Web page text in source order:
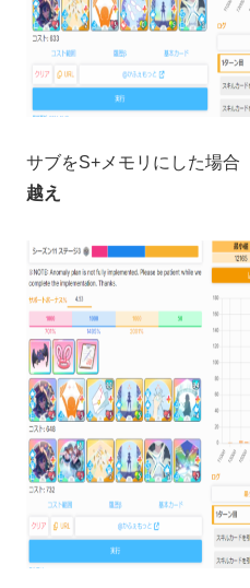
サブをS+メモリにした場合
越え